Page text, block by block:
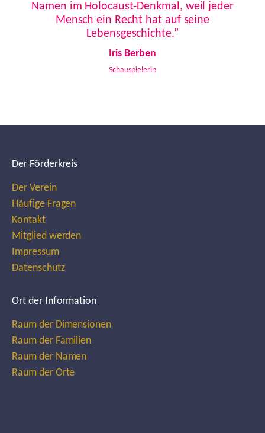
Namen im Holocaust-Denkmal, weil jeder
Mensch ein Recht hat auf seine
Lebensgeschichte.”
Iris Berben
Schauspielerin
Der Förderkreis
Der Verein
Häufige Fragen
Kontakt
Mitglied werden
Impressum
Datenschutz
Ort der Information
Raum der Dimensionen
Raum der Familien
Raum der Namen
Raum der Orte